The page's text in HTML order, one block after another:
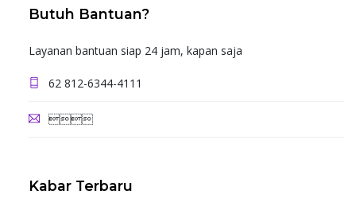
Butuh Bantuan?
Layanan bantuan siap 24 jam, kapan saja
62 812-6344-4111

Kabar Terbaru